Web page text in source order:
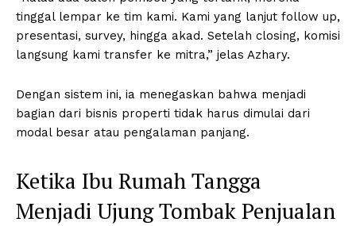
tinggal lempar ke tim kami. Kami yang lanjut follow up,
presentasi, survey, hingga akad. Setelah closing, komisi
langsung kami transfer ke mitra,” jelas Azhary.
Dengan sistem ini, ia menegaskan bahwa menjadi
bagian dari bisnis properti tidak harus dimulai dari
modal besar atau pengalaman panjang.
Ketika Ibu Rumah Tangga
Menjadi Ujung Tombak Penjualan